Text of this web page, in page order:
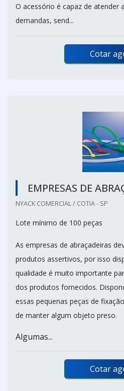
O acessório é capaz de atender
demandas, send...
Cotar
EMPRESAS DE
NYACK COMERCIAL / COTIA - SP
Lote mínimo de 100 peças
As empresas de abraçadeiras
produtos assertivos, por isso
qualidade é muito importante
dos produtos fornecidos.
essas pequenas peças de
de manter algum objeto preso.
Algumas...
Cotar